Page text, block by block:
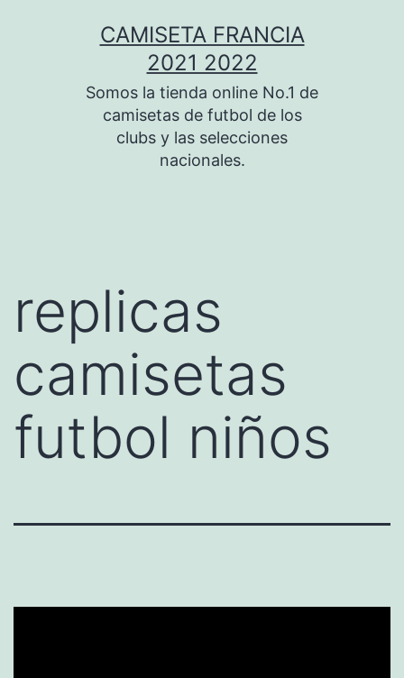
CAMISETA FRANCIA
2021 2022
Somos la tienda online No.1 de
camisetas de futbol de los
clubs y las selecciones
nacionales.
replicas
camisetas
futbol niños